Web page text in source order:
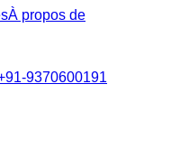
À propos de
9370600191